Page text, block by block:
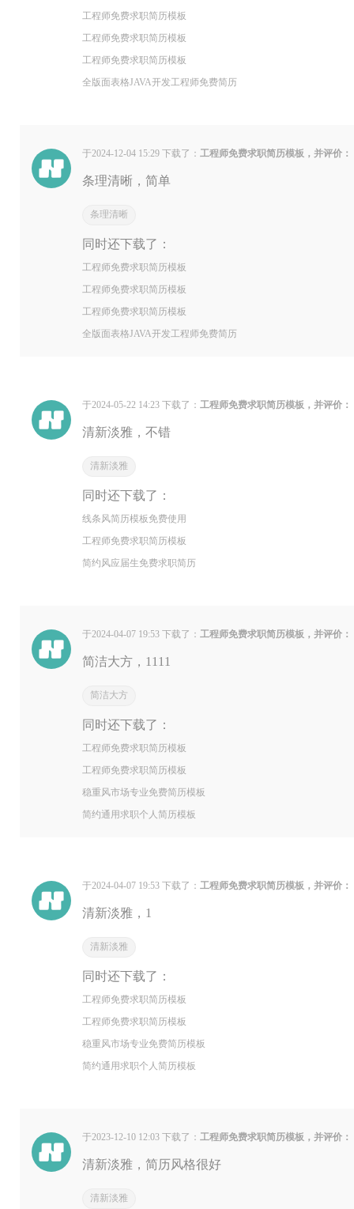
工程师免费求职简历模板
工程师免费求职简历模板
工程师免费求职简历模板
全版面表格JAVA开发工程师免费简历
于2024-12-04 15:29 下载了： 工程师免费求职简历模板，并评价：
条理清晰，简单
条理清晰
同时还下载了：
工程师免费求职简历模板
工程师免费求职简历模板
工程师免费求职简历模板
全版面表格JAVA开发工程师免费简历
于2024-05-22 14:23 下载了： 工程师免费求职简历模板，并评价：
清新淡雅，不错
清新淡雅
同时还下载了：
线条风简历模板免费使用
工程师免费求职简历模板
简约风应届生免费求职简历
于2024-04-07 19:53 下载了： 工程师免费求职简历模板，并评价：
简洁大方，1111
简洁大方
同时还下载了：
工程师免费求职简历模板
工程师免费求职简历模板
稳重风市场专业免费简历模板
简约通用求职个人简历模板
于2024-04-07 19:53 下载了： 工程师免费求职简历模板，并评价：
清新淡雅，1
清新淡雅
同时还下载了：
工程师免费求职简历模板
工程师免费求职简历模板
稳重风市场专业免费简历模板
简约通用求职个人简历模板
于2023-12-10 12:03 下载了： 工程师免费求职简历模板，并评价：
清新淡雅，简历风格很好
清新淡雅